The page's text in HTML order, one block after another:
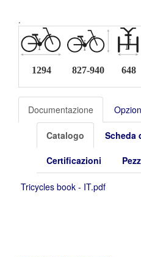
.
1294 827-940 648
Documentazione
Catalogo Scheda
Certificazioni
Tricycles book - IT.pdf